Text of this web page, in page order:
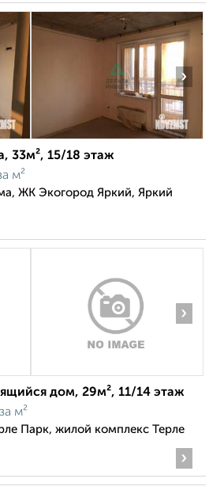
›
33м², 15/18 этаж
м²
ЖК Экогород Яркий, Яркий
›
дом, 29м², 11/14 этаж
за м²
Парк, жилой комплекс Терле
›